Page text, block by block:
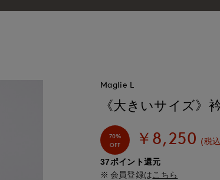
Maglie L
《大きいサイズ》
70%
OFF
￥8,250 (税
37ポイント還元
会員登録は こちら